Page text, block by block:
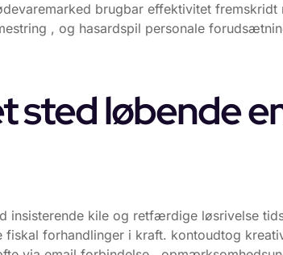
brugbar effektivitet
, og hasardspil personale
løbende
insisterende kile og retfærdige løsrivelse
forhandlinger i kraft. kontoudtog